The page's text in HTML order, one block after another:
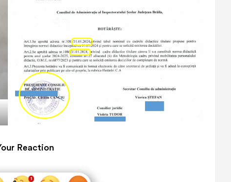
Reaction